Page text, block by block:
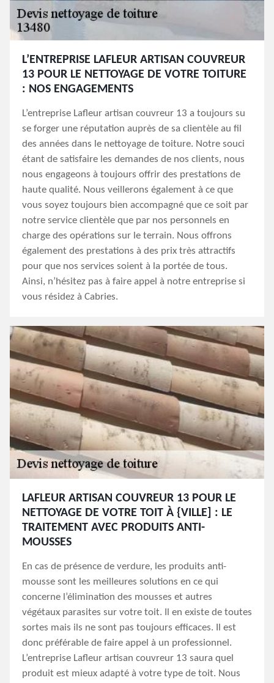
L’ENTREPRISE LAFLEUR ARTISAN COUVREUR
13 POUR LE NETTOYAGE DE VOTRE TOITURE
: NOS ENGAGEMENTS
L’entreprise Lafleur artisan couvreur 13 a toujours su
se forger une réputation auprès de sa clientèle au fil
des années dans le nettoyage de toiture. Notre souci
étant de satisfaire les demandes de nos clients, nous
nous engageons à toujours offrir des prestations de
haute qualité. Nous veillerons également à ce que
vous soyez toujours bien accompagné que ce soit par
notre service clientèle que par nos personnels en
charge des opérations sur le terrain. Nous offrons
également des prestations à des prix très attractifs
pour que nos services soient à la portée de tous.
Ainsi, n’hésitez pas à faire appel à notre entreprise si
vous résidez à Cabries.
LAFLEUR ARTISAN COUVREUR 13 POUR LE
NETTOYAGE DE VOTRE TOIT À {VILLE] : LE
TRAITEMENT AVEC PRODUITS ANTI-
MOUSSES
En cas de présence de verdure, les produits anti-
mousse sont les meilleures solutions en ce qui
concerne l’élimination des mousses et autres
végétaux parasites sur votre toit. Il en existe de toutes
sortes mais ils ne sont pas toujours efficaces. Il est
donc préférable de faire appel à un professionnel.
L’entreprise Lafleur artisan couvreur 13 saura quel
produit est mieux adapté à votre type de toit. Nous